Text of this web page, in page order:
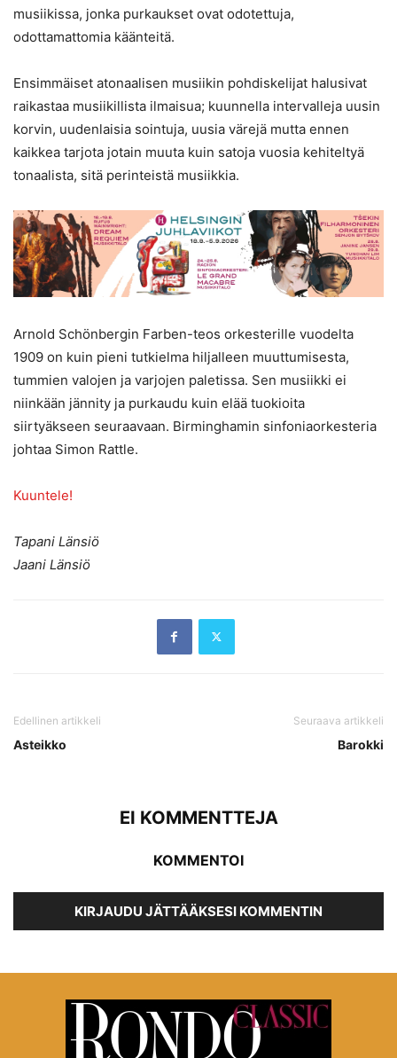
musiikissa, jonka purkaukset ovat odotettuja,
odottamattomia käänteitä.
Ensimmäiset atonaalisen musiikin pohdiskelijat halusivat
raikastaa musiikillista ilmaisua; kuunnella intervalleja uusin
korvin, uudenlaisia sointuja, uusia värejä mutta ennen
kaikkea tarjota jotain muuta kuin satoja vuosia kehiteltyä
tonaalista, sitä perinteistä musiikkia.
Arnold Schönbergin Farben-teos orkesterille vuodelta
1909 on kuin pieni tutkielma hiljalleen muuttumisesta,
tummien valojen ja varjojen paletissa. Sen musiikki ei
niinkään jännity ja purkaudu kuin elää tuokioita
siirtyäkseen seuraavaan. Birminghamin sinfoniaorkesteria
johtaa Simon Rattle.
Kuuntele!
Tapani Länsiö
Jaani Länsiö
Edellinen artikkeli
Asteikko
Seuraava artikkeli
Barokki
EI KOMMENTTEJA
KOMMENTOI
KIRJAUDU JÄTTÄÄKSESI KOMMENTIN